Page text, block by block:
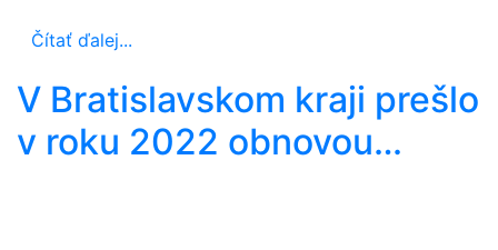
Čítať ďalej...
V Bratislavskom kraji prešlo
v roku 2022 obnovou…